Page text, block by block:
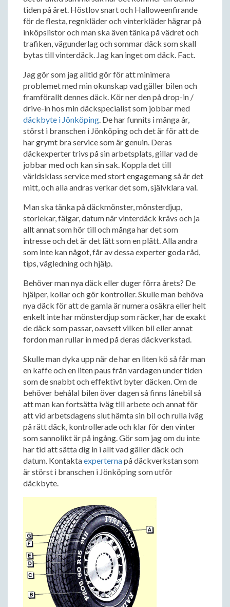
tiden på året. Höstlov snart och Halloweenfirande
för de flesta, regnkläder och vinterkläder hägrar på
inköpslistor och man ska även tänka på vädret och
trafiken, vägunderlag och sommar däck som skall
bytas till vinterdäck. Jag kan inget om däck. Fact.
Jag gör som jag alltid gör för att minimera
problemet med min okunskap vad gäller bilen och
framförallt dennes däck. Kör ner den på drop-in /
drive-in hos min däckspecialist som jobbar med
däckbyte i Jönköping. De har funnits i många år,
störst i branschen i Jönköping och det är för att de
har grymt bra service som är genuin. Deras
däckexperter trivs på sin arbetsplats, gillar vad de
jobbar med och kan sin sak. Koppla det till
världsklass service med stort engagemang så är det
mitt, och alla andras verkar det som, självklara val.
Man ska tänka på däckmönster, mönsterdjup,
storlekar, fälgar, datum när vinterdäck krävs och ja
allt annat som hör till och många har det som
intresse och det är det lätt som en plätt. Alla andra
som inte kan något, får av dessa experter goda råd,
tips, vägledning och hjälp.
Behöver man nya däck eller duger förra årets? De
hjälper, kollar och gör kontroller. Skulle man behöva
nya däck för att de gamla är numera osäkra eller helt
enkelt inte har mönsterdjup som räcker, har de exakt
de däck som passar, oavsett vilken bil eller annat
fordon man rullar in med på deras däckverkstad.
Skulle man dyka upp när de har en liten kö så får man
en kaffe och en liten paus från vardagen under tiden
som de snabbt och effektivt byter däcken. Om de
behöver behålal bilen över dagen så finns lånebil så
att man kan fortsätta iväg till arbete och annat för
att vid arbetsdagens slut hämta sin bil och rulla iväg
på rätt däck, kontrollerade och klar för den vinter
som sannolikt är på ingång. Gör som jag om du inte
har tid att sätta dig in i allt vad gäller däck och
datum. Kontaktaexperternapå däckverkstan som
är störst i branschen i Jönköping som utför
däckbyte.